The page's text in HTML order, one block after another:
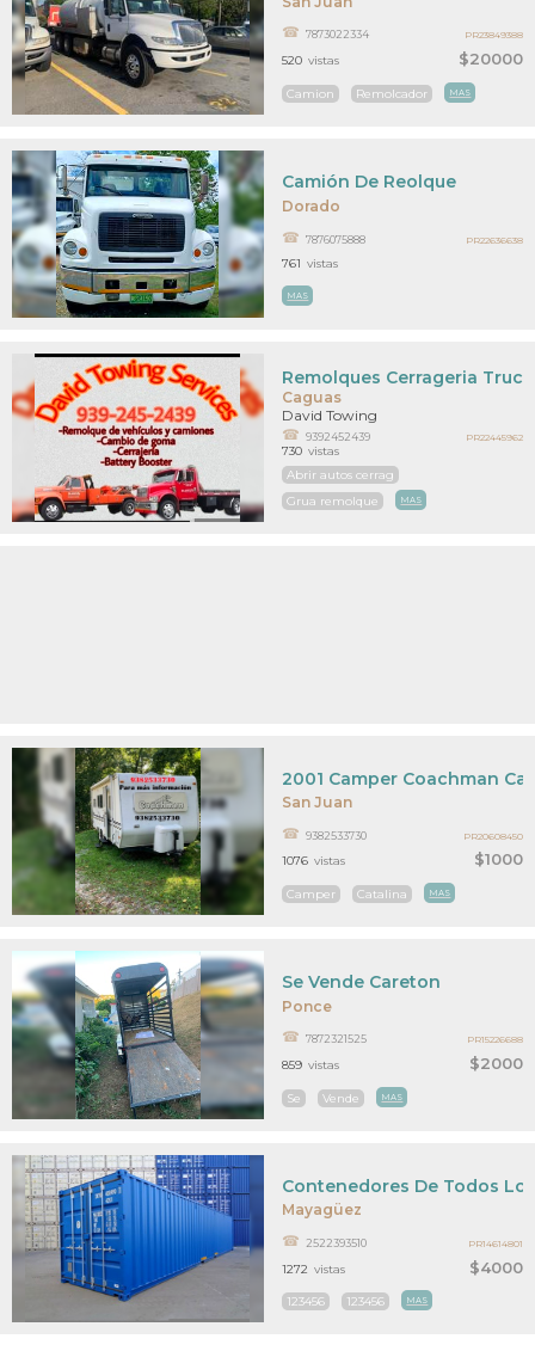
$20000
7873022334
Camion Remolcador MAS
520 vistas
PR23849388
Dorado
Camión De Reolque
7876075888
MAS
761 vistas
PR22636638
Caguas
Remolques Cerrageria
David Towing
9392452439
Abrir autos cerrag
Grua remolque
MAS
730 vistas
PR22445962
San Juan
$1000
2001 Camper Coachman
9382533730
Camper Catalina MAS
1076 vistas
PR20608450
Ponce
$2000
Se Vende Careton
7872321525
Se Vende MAS
859 vistas
PR15226688
Mayagüez
$4000
Contenedores De Todos
2522393510
123456 123456 MAS
1272 vistas
PR14614801